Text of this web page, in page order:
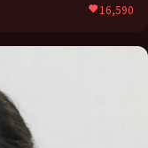
16,590